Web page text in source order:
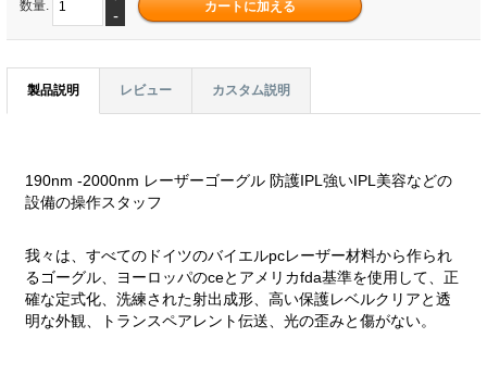
数量.
-
製品説明 レビュー カスタム説明
190nm -2000nm レーザーゴーグル 防護IPL強いIPL美容などの
設備の操作スタッフ
我々は、すべてのドイツのバイエルpcレーザー材料から作られ
るゴーグル、ヨーロッパのceとアメリカfda基準を使用して、正
確な定式化、洗練された射出成形、高い保護レベルクリアと透
明な外観、トランスペアレント伝送、光の歪みと傷がない。